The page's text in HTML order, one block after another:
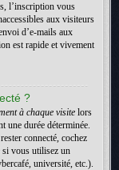
l’inscription vous
aux visiteurs
d’e-mails aux
est rapide et vivement
?
à chaque visite lors
une durée déterminée.
connecté, cochez
si vous utilisez un
université, etc.).